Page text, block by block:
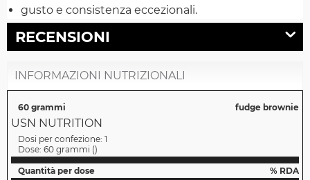
gusto e consistenza eccezionali.
RECENSIONI
INFORMAZIONI NUTRIZIONALI
60 grammi fudge brownie
USN NUTRITION
Dosi per confezione: 1
Dose: 60 grammi ()
Quantità per dose
% RDA